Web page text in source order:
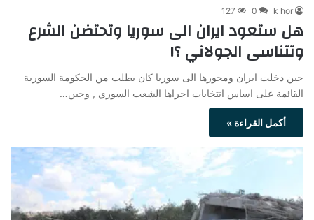
k hor
0
127
هل ستعود ايران الى سوريا وتحتضن الشرع
وتتناسى الجولاني ؟!
حين دخلت ايران ومحورها الى سوريا كان بطلب من الحكومة السورية
القائمة على اساس انتخابات اجراها الشعب السوري , وحين…
أكمل القراءة »